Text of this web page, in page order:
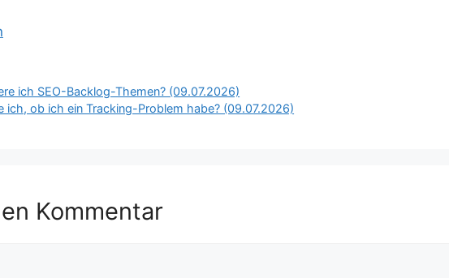
ich SEO-Backlog-Themen? (09.07.2026)
ich, ob ich ein Tracking-Problem habe? (09.07.2026)
Kommentar